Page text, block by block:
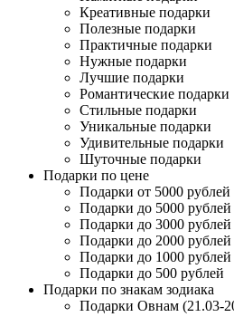
Креативные подарки
Полезные подарки
Практичные подарки
Нужные подарки
Лучшие подарки
Романтические подарки
Стильные подарки
Уникальные подарки
Удивительные подарки
Шуточные подарки
Подарки по цене
Подарки от 5000 рублей
Подарки до 5000 рублей
Подарки до 3000 рублей
Подарки до 2000 рублей
Подарки до 1000 рублей
Подарки до 500 рублей
Подарки по знакам зодиака
Подарки Овнам (21.03-